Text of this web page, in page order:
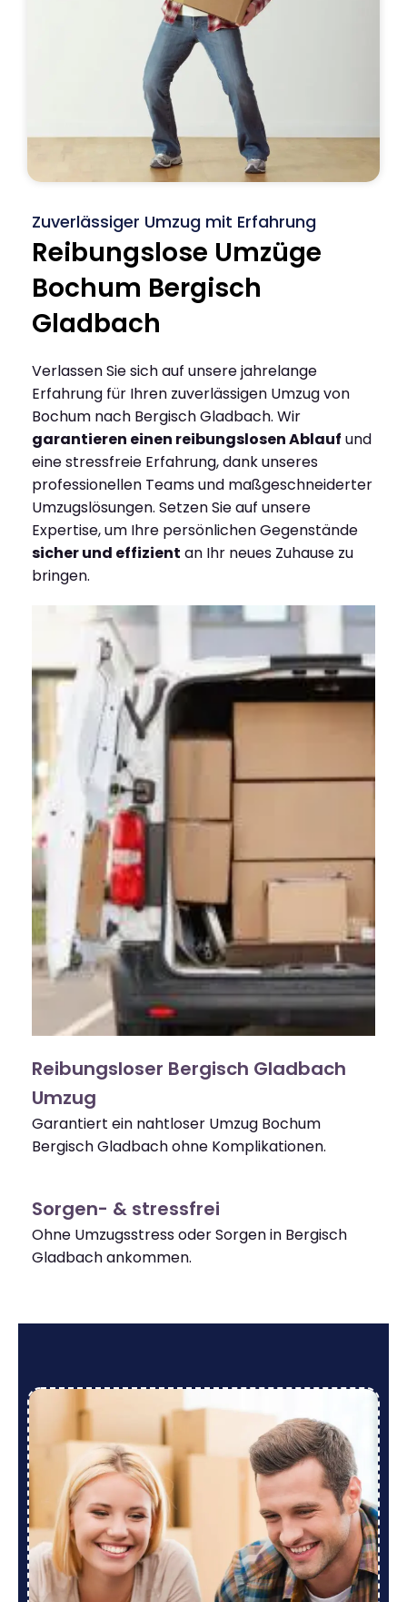
Zuverlässiger Umzug mit Erfahrung
Reibungslose Umzüge
Bochum Bergisch
Gladbach
Verlassen Sie sich auf unsere jahrelange
Erfahrung für Ihren zuverlässigen Umzug von
Bochum nach Bergisch Gladbach. Wir
garantieren einen reibungslosen Ablauf und
eine stressfreie Erfahrung, dank unseres
professionellen Teams und maßgeschneiderter
Umzugslösungen. Setzen Sie auf unsere
Expertise, um Ihre persönlichen Gegenstände
sicher und effizient an Ihr neues Zuhause zu
bringen.
Reibungsloser Bergisch Gladbach
Umzug
Garantiert ein nahtloser Umzug Bochum
Bergisch Gladbach ohne Komplikationen.
Sorgen- & stressfrei
Ohne Umzugsstress oder Sorgen in Bergisch
Gladbach ankommen.